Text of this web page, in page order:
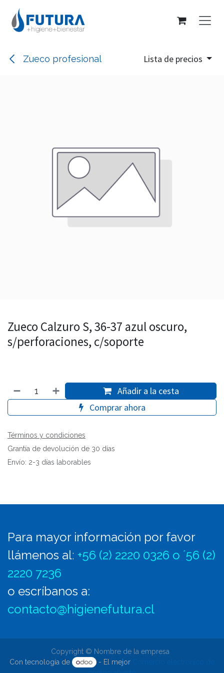
Ir al contenido
Zueco profesional Lista de precios
Zueco Calzuro S, 36-37 azul oscuro,
s/perforaciones, c/soporte
Añadir a la cesta
Comprar ahora
Términos y condiciones
Grantía de devolución de 30 días
Envío: 2-3 días laborables
Para mayor información por favor
llámenos al: +56 (2) 2220 0326 o ´56 (2)
2220 7236
o escríbanos a:
contacto@higienefutura.cl
Copyright © Nombre de la empresa
Con tecnología de
- El mejor